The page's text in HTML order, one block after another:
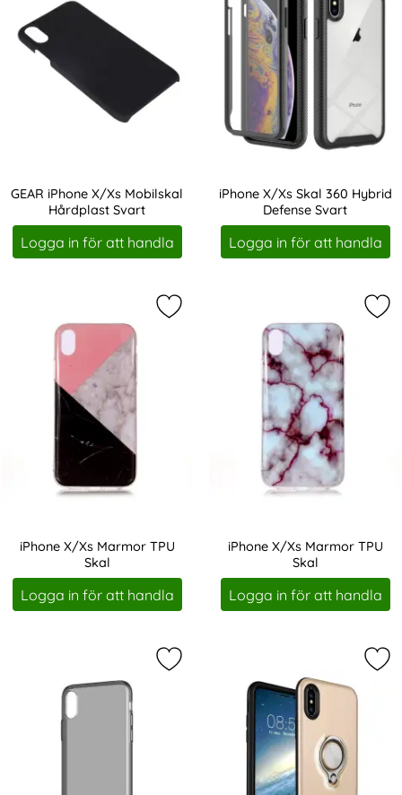
GEAR iPhone X/Xs Mobilskal
Hårdplast Svart
Art. nr 208441
Logga in för att handla
iPhone X/Xs Skal 360 Hybrid
Defense Svart
Art. nr 220032
Logga in för att handla
iPhone X/Xs Marmor TPU
Skal
Art. nr 223364
Logga in för att handla
Markera iPhone X/Xs Marmor
iPhone X/Xs Marmor TPU
Skal
Art. nr 223366
Logga in för att handla
Markera baseus iPhone X/Xs TPU